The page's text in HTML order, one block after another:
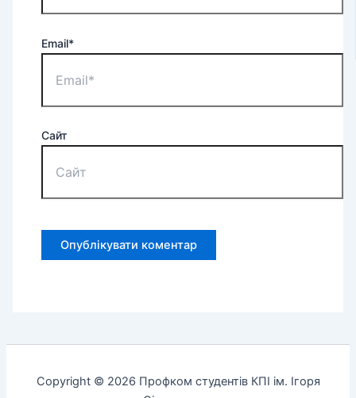
Email*
Сайт
Copyright © 2026 Профком студентів КПІ ім. Ігоря